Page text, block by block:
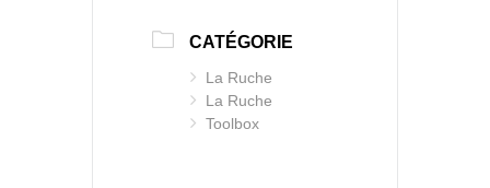
CATÉGORIE
La Ruche
La Ruche
Toolbox